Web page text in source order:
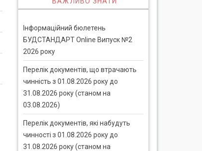
Інформаційний бюлетень
БУДСТАНДАРТ Online Випуск №2
2026 року
Перелік документів, що втрачають
чинність з 01.08.2026 року до
31.08.2026 року (станом на
03.08.2026)
Перелік документів, які набудуть
чинності з 01.08.2026 року до
31.08.2026 року (станом на